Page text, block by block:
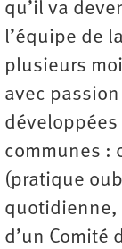
qu’il va
l’équipe de
plusieurs
avec
communes :
(pratique
quotidienne,
d’un Comité